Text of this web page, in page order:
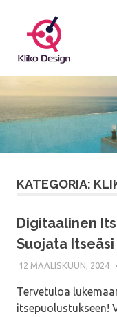
content
Kliko
Designilla
KATEGORIA:
Digitaalinen
Suojata
12 MAALISKUUN, 2024
Tervetuloa
itsepuolustukseen!